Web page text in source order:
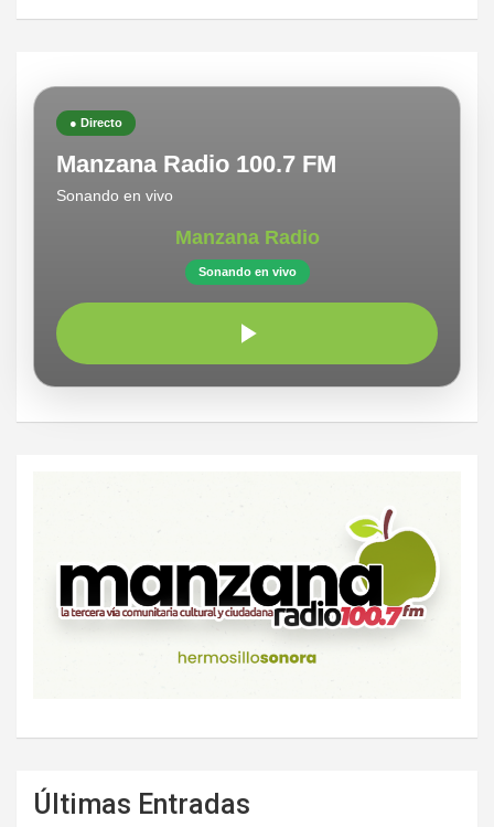
● Directo
Manzana Radio 100.7 FM
Sonando en vivo
Manzana Radio
Sonando en vivo
Últimas Entradas